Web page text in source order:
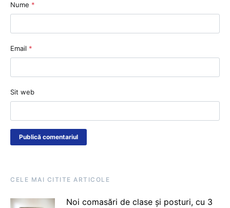
Nume *
Email *
Sit web
CELE MAI CITITE ARTICOLE
Noi comasări de clase și posturi, cu 3